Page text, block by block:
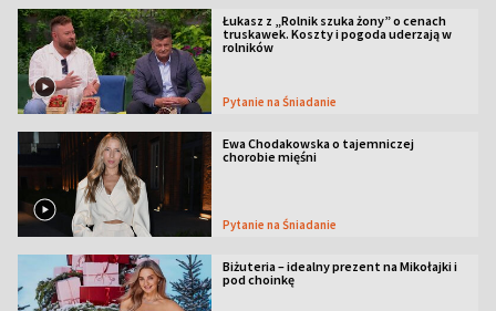
Łukasz z „Rolnik szuka żony” o cenach
truskawek. Koszty i pogoda uderzają w
rolników
Pytanie na Śniadanie
Ewa Chodakowska o tajemniczej
chorobie mięśni
Pytanie na Śniadanie
Biżuteria – idealny prezent na Mikołajki i
pod choinkę